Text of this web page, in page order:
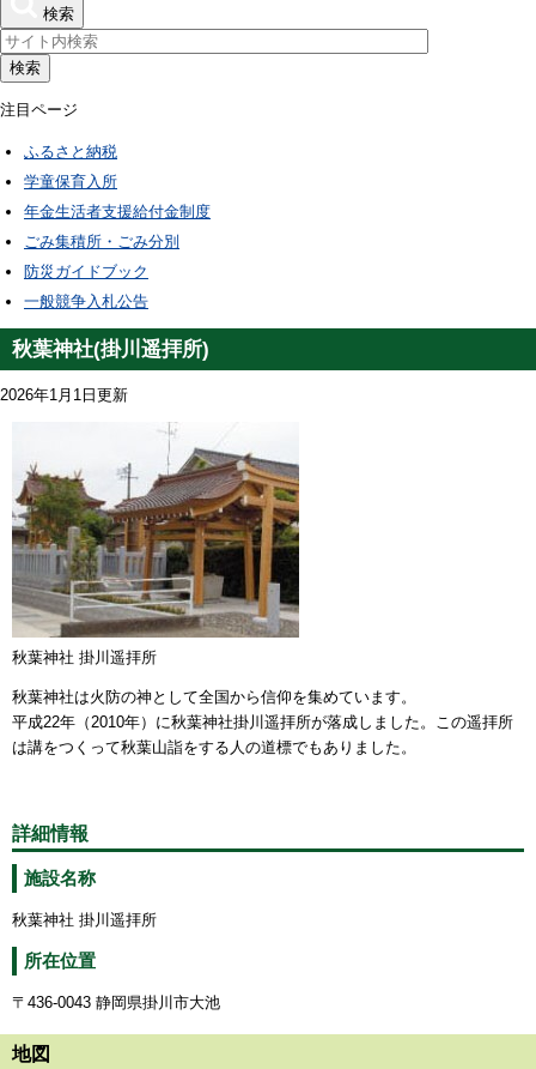
検索
検索
注目ページ
ふるさと納税
学童保育入所
年金生活者支援給付金制度
ごみ集積所・ごみ分別
防災ガイドブック
一般競争入札公告
秋葉神社(掛川遥拝所)
2026年1月1日更新
秋葉神社 掛川遥拝所
秋葉神社は火防の神として全国から信仰を集めています。
平成22年（2010年）に秋葉神社掛川遥拝所が落成しました。この遥拝所
は講をつくって秋葉山詣をする人の道標でもありました。
詳細情報
施設名称
秋葉神社 掛川遥拝所
所在位置
〒436-0043 静岡県掛川市大池
地図